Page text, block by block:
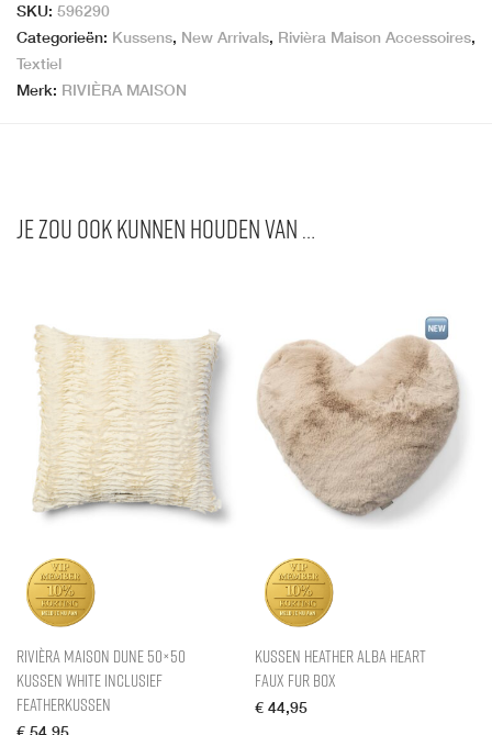
SKU: 596290
Categorieën: Kussens, New Arrivals, Rivièra Maison Accessoires,
Textiel
Merk: RIVIÈRA MAISON
Je zou ook kunnen houden van …
Rivièra Maison Dune 50×50
Kussen White inclusief
Featherkussen
€ 54,95
Kussen Heather Alba Heart
Faux Fur Box
€ 44,95